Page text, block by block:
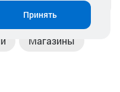
Магазины
Принять